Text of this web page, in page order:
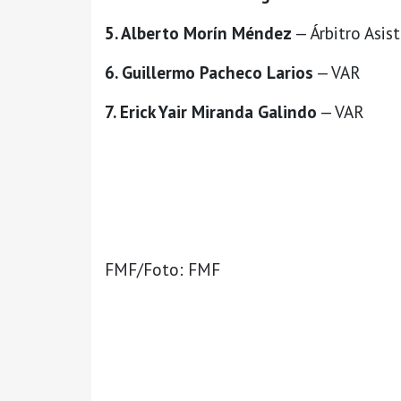
5. Alberto Morín Méndez — Árbitro
6. Guillermo Pacheco Larios — VAR
7. Erick Yair Miranda Galindo — VAR
FMF/Foto: FMF